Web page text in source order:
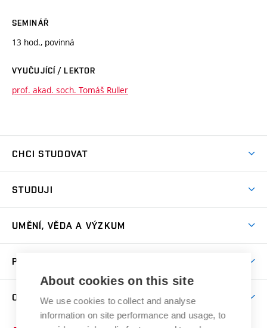
SEMINÁŘ
13 hod., povinná
VYUČUJÍCÍ / LEKTOR
prof. akad. soch. Tomáš Ruller
CHCI STUDOVAT
Přijímačky
Dny otevřených dveří
Přípravné kurzy
Studium bez bariér
Katedra teorií a dějin umění
Kabinety a dílny
STUDUJI
Časový plán studia
Studijní předpisy a formuláře
Studium a stáže v zahraničí
Rezidenční pobyty
UMĚNÍ, VĚDA A VÝZKUM
Publikační činnost
Projekty
PRO VEŘEJNOST
Letní školy a semestrální kurzy
Nakladatelská a vydavatelská činnost
O FAKULTĚ
Aktuality
About cookies on this site
We use cookies to collect and analyse
information on site performance and usage, to